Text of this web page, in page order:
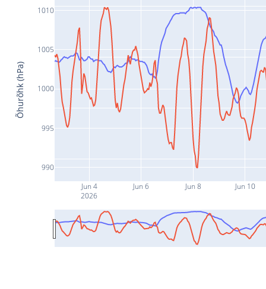
Jun 4
2026
Jun 6 Jun 8 Jun 10
990
995
1000
1005
1010
Õhurõhk (hPa)